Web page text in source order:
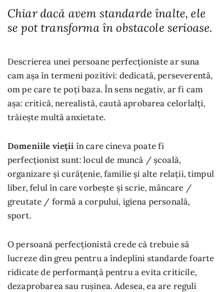
Chiar dacă avem standarde înalte, ele
se pot transforma în obstacole serioase.
Descrierea unei persoane perfecționiste ar suna
cam așa în termeni pozitivi: dedicată, perseverentă,
om pe care te poți baza. În sens negativ, ar fi cam
așa: critică, nerealistă, caută aprobarea celorlalți,
trăiește multă anxietate.
Domeniile vieții în care cineva poate fi
perfecționist sunt: locul de muncă / școală,
organizare și curățenie, familie și alte relații, timpul
liber, felul în care vorbește și scrie, mâncare /
greutate / formă a corpului, igiena personală,
sport.
O persoană perfecționistă crede că trebuie să
lucreze din greu pentru a îndeplini standarde foarte
ridicate de performanță pentru a evita criticile,
dezaprobarea sau rușinea. Adesea, ea are reguli